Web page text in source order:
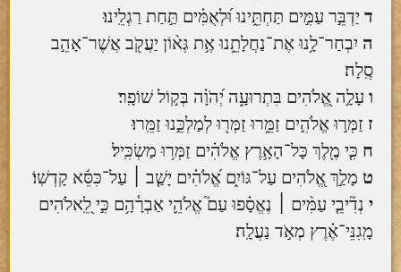
ד יַדְבֵּ֣ר עַמִּ֣ים תַּחְתֵּ֑ינוּ וּ֝לְאֻמִּ֗ים תַּ֣חַת רַגְלֵֽינוּ׃
ה יִבְחַר־לָ֥נוּ אֶת־נַחֲלָתֵ֑נוּ אֶ֥ת גְּא֨וֹן יַעֲקֹ֖ב אֲשֶׁר־אָהֵ֣ב
סֶֽלָה׃
ו עָלָ֣ה אֱ֭לֹהִים בִּתְרוּעָ֑ה יְ֝הֹוָ֗ה בְּק֣וֹל שׁוֹפָֽר׃
ז זַמְּר֣וּ אֱלֹהִ֣ים זַמֵּ֑רוּ זַמְּר֖וּ לְמַלְכֵּ֣נוּ זַמֵּֽרוּ׃
ח כִּ֤י מֶ֖לֶךְ כָּל־הָאָ֥רֶץ אֱלֹהִ֗ים זַמְּר֥וּ מַשְׂכִּֽיל׃
ט מָלַ֣ךְ אֱ֭לֹהִים עַל־גּוֹיִ֑ם אֱ֝לֹהִ֗ים יָשַׁ֤ב ׀ עַל־כִּסֵּ֬א קָדְשֽׁוֹ׃
י נְדִ֘יבֵ֤י עַמִּ֨ים ׀ נֶאֱסָ֗פוּ עַם֮ אֱלֹהֵ֪י אַבְרָ֫הָ֥ם כִּ֣י לֵֽ֭אלֹהִים
מָֽגִנֵּי־אֶ֗רֶץ מְאֹ֣ד נַעֲלָֽה׃